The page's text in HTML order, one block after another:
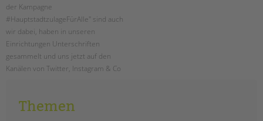
NEWS/BLOG
unkuerzbar
Briefe an Kai
Magazin
der Kampagne
#HauptstadtzulageFürAlle" sind auch
wir dabei, haben in unseren
Einrichtungen Unterschriften
gesammelt und uns jetzt auf den
Kanälen von Twitter, Instagram & Co
weiterlesenhauptstadtzulage
für
Themen